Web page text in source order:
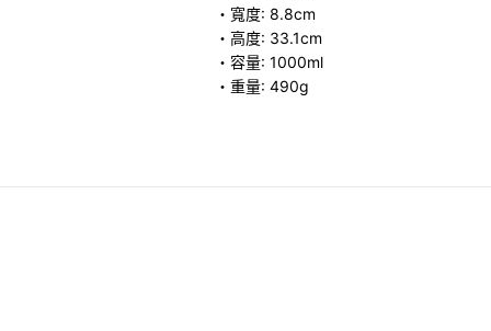
・寬度: 8.8cm
・高度: 33.1cm
・容量: 1000ml
・重量: 490g